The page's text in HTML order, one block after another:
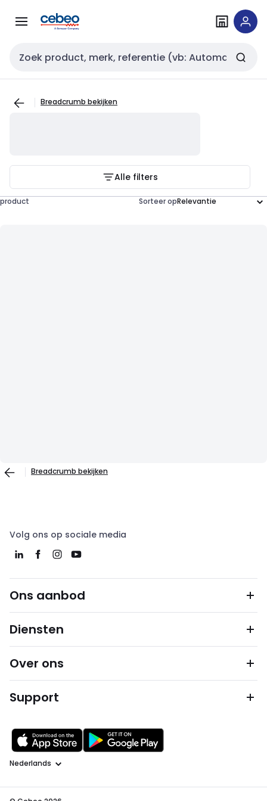
naar
naar
Zoekveld invoer
Breadcrumb bekijken
Alle filters
product Sorteer op
Breadcrumb bekijken
Volg ons op sociale media
Ons aanbod
Diensten
Over ons
Support
Taal